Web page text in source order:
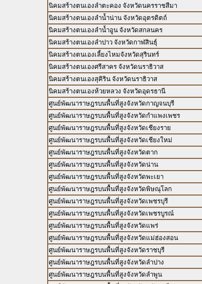
นิคมสร้างตนเองลำตะคอง จังหวัดนครราชสีมา
นิคมสร้างตนเองลำน้ำน่าน จังหวัดอุตรดิตถ์
นิคมสร้างตนเองลำน้ำอูน จังหวัดสกลนคร
นิคมสร้างตนเองลำปาว จังหวัดกาฬสินธุ์
นิคมสร้างตนเองเลี้ยงไหมจังหวัดสุรินทร์
นิคมสร้างตนเองศรีสาคร จังหวัดนราธิวาส
นิคมสร้างตนเองสุคิริน จังหวัดนราธิวาส
นิคมสร้างตนเองห้วยหลวง จังหวัดอุดรธานี
ศูนย์พัฒนาราษฎรบนพื้นที่สูงจังหวัดกาญจนบุรี
ศูนย์พัฒนาราษฎรบนพื้นที่สูงจังหวัดกำแพงเพชร
ศูนย์พัฒนาราษฎรบนพื้นที่สูงจังหวัดเชียงราย
ศูนย์พัฒนาราษฎรบนพื้นที่สูงจังหวัดเชียงใหม่
ศูนย์พัฒนาราษฎรบนพื้นที่สูงจังหวัดตาก
ศูนย์พัฒนาราษฎรบนพื้นที่สูงจังหวัดน่าน
ศูนย์พัฒนาราษฎรบนพื้นที่สูงจังหวัดพะเยา
ศูนย์พัฒนาราษฎรบนพื้นที่สูงจังหวัดพิษณุโลก
ศูนย์พัฒนาราษฎรบนพื้นที่สูงจังหวัดเพชรบุรี
ศูนย์พัฒนาราษฎรบนพื้นที่สูงจังหวัดเพชรบูรณ์
ศูนย์พัฒนาราษฎรบนพื้นที่สูงจังหวัดแพร่
ศูนย์พัฒนาราษฎรบนพื้นที่สูงจังหวัดแม่ฮ่องสอน
ศูนย์พัฒนาราษฎรบนพื้นที่สูงจังหวัดราชบุรี
ศูนย์พัฒนาราษฎรบนพื้นที่สูงจังหวัดลำปาง
ศูนย์พัฒนาราษฎรบนพื้นที่สูงจังหวัดลำพูน